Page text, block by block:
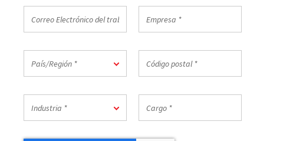
país
*
Electrónico
trabajo
País/Región *
postal
Industria *